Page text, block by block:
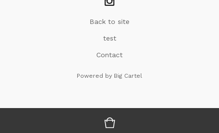
Back to site
test
Contact
Powered by Big Cartel